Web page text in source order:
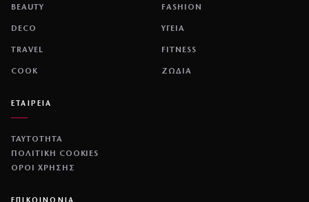
BEAUTY FASHION
DECO ΥΓΕΙΑ
TRAVEL FITNESS
COOK ΖΩΔΙΑ
ΕΤΑΙΡΕΙΑ
ΤΑΥΤΟΤΗΤΑ
ΠΟΛΙΤΙΚΉ COOKIES
ΌΡΟΙ ΧΡΉΣΗΣ